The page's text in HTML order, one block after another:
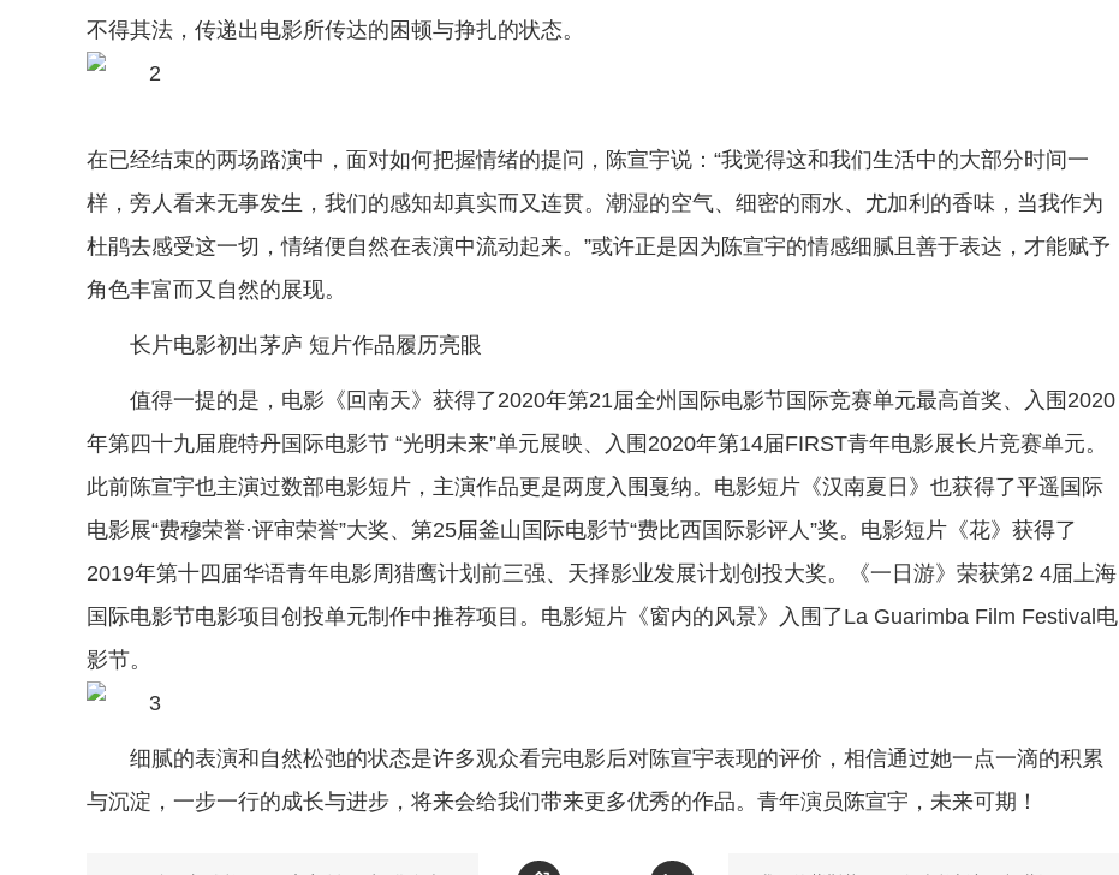
不得其法，传递出电影所传达的困顿与挣扎的状态。
在已经结束的两场路演中，面对如何把握情绪的提问，陈宣宇说：“我觉得这和我们生活中的大部分时间一
样，旁人看来无事发生，我们的感知却真实而又连贯。潮湿的空气、细密的雨水、尤加利的香味，当我作为
杜鹃去感受这一切，情绪便自然在表演中流动起来。”或许正是因为陈宣宇的情感细腻且善于表达，才能赋予
角色丰富而又自然的展现。
长片电影初出茅庐 短片作品履历亮眼
值得一提的是，电影《回南天》获得了2020年第21届全州国际电影节国际竞赛单元最高首奖、入围2020
年第四十九届鹿特丹国际电影节 “光明未来”单元展映、入围2020年第14届FIRST青年电影展长片竞赛单元。
此前陈宣宇也主演过数部电影短片，主演作品更是两度入围戛纳。电影短片《汉南夏日》也获得了平遥国际
电影展“费穆荣誉·评审荣誉”大奖、第25届釜山国际电影节“费比西国际影评人”奖。电影短片《花》获得了
2019年第十四届华语青年电影周猎鹰计划前三强、天择影业发展计划创投大奖。《一日游》荣获第2 4届上海
国际电影节电影项目创投单元制作中推荐项目。电影短片《窗内的风景》入围了La Guarimba Film Festival电
影节。
细腻的表演和自然松弛的状态是许多观众看完电影后对陈宣宇表现的评价，相信通过她一点一滴的积累
与沉淀，一步一行的成长与进步，将来会给我们带来更多优秀的作品。青年演员陈宣宇，未来可期！